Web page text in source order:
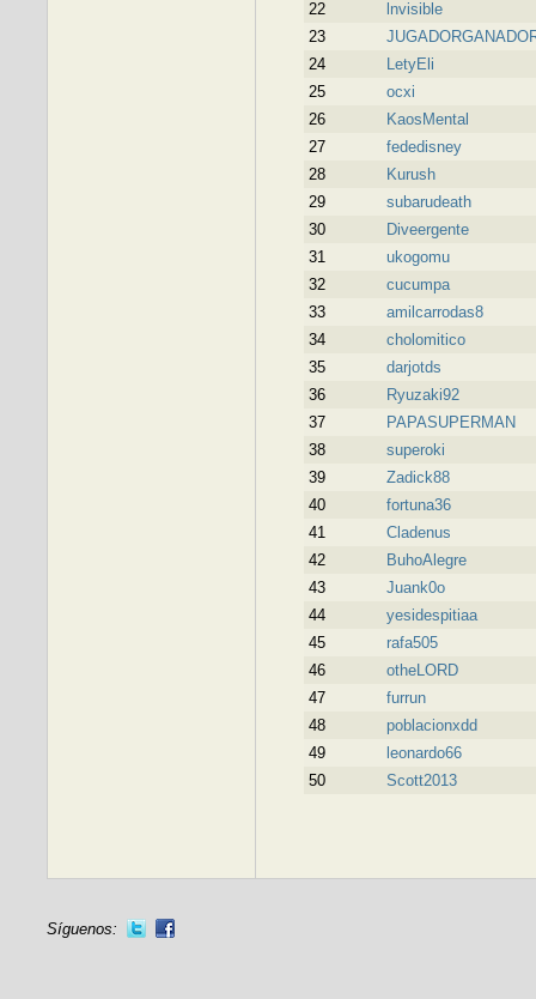
22
lnvisible
23
24
LetyEli
25
ocxi
26
KaosMental
27
fededisney
28
Kurush
29
subarudeath
30
Diveergente
31
ukogomu
32
cucumpa
33
amilcarrodas8
34
cholomitico
35
darjotds
36
Ryuzaki92
37
PAPASUPERMAN
38
superoki
39
Zadick88
40
fortuna36
41
Cladenus
42
BuhoAlegre
43
Juank0o
44
yesidespitiaa
45
rafa505
46
otheLORD
47
furrun
48
poblacionxdd
49
leonardo66
50
Scott2013
Síguenos: